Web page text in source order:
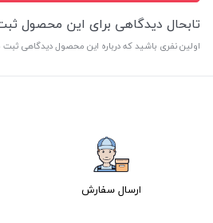
تابحال دیدگاهی برای این محصول
اولین نفری باشید که درباره این محصول دیدگاهی ثبت
ارسال سفارش